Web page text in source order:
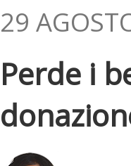
29
Perde i